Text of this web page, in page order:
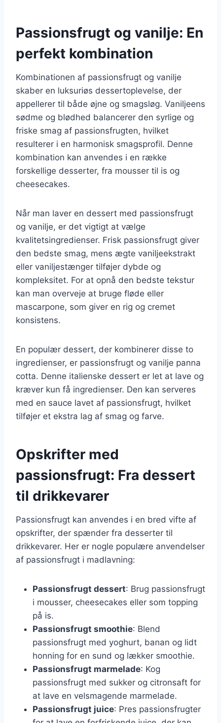
Passionsfrugt og vanilje: En
perfekt kombination
Kombinationen af passionsfrugt og vanilje
skaber en luksuriøs dessertoplevelse, der
appellerer til både øjne og smagsløg. Vaniljeens
sødme og blødhed balancerer den syrlige og
friske smag af passionsfrugten, hvilket
resulterer i en harmonisk smagsprofil. Denne
kombination kan anvendes i en række
forskellige desserter, fra mousser til is og
cheesecakes.
Når man laver en dessert med passionsfrugt
og vanilje, er det vigtigt at vælge
kvalitetsingredienser. Frisk passionsfrugt giver
den bedste smag, mens ægte vaniljeekstrakt
eller vaniljestænger tilføjer dybde og
kompleksitet. For at opnå den bedste tekstur
kan man overveje at bruge fløde eller
mascarpone, som giver en rig og cremet
konsistens.
En populær dessert, der kombinerer disse to
ingredienser, er passionsfrugt og vanilje panna
cotta. Denne italienske dessert er let at lave og
kræver kun få ingredienser. Den kan serveres
med en sauce lavet af passionsfrugt, hvilket
tilføjer et ekstra lag af smag og farve.
Opskrifter med
passionsfrugt: Fra dessert
til drikkevarer
Passionsfrugt kan anvendes i en bred vifte af
opskrifter, der spænder fra desserter til
drikkevarer. Her er nogle populære anvendelser
af passionsfrugt i madlavning:
Passionsfrugt dessert: Brug passionsfrugt
i mousser, cheesecakes eller som topping
på is.
Passionsfrugt smoothie: Blend
passionsfrugt med yoghurt, banan og lidt
honning for en sund og lækker smoothie.
Passionsfrugt marmelade: Kog
passionsfrugt med sukker og citronsaft for
at lave en velsmagende marmelade.
Passionsfrugt juice: Pres passionsfrugter